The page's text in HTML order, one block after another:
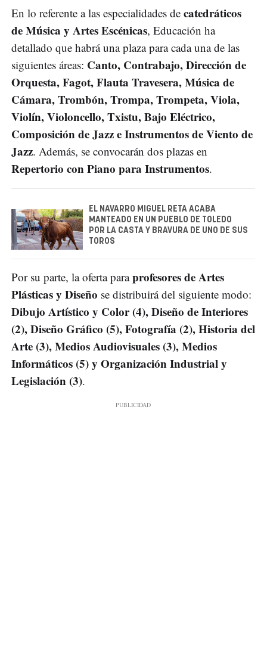
En lo referente a las especialidades de catedráticos
de Música y Artes Escénicas, Educación ha
detallado que habrá una plaza para cada una de las
siguientes áreas: Canto, Contrabajo, Dirección de
Orquesta, Fagot, Flauta Travesera, Música de
Cámara, Trombón, Trompa, Trompeta, Viola,
Violín, Violoncello, Txistu, Bajo Eléctrico,
Composición de Jazz e Instrumentos de Viento de
Jazz. Además, se convocarán dos plazas en
Repertorio con Piano para Instrumentos.
EL NAVARRO MIGUEL RETA ACABA
MANTEADO EN UN PUEBLO DE TOLEDO
POR LA CASTA Y BRAVURA DE UNO DE SUS
TOROS
Por su parte, la oferta paraprofesores de Artes
Plásticas y Diseño se distribuirá del siguiente modo:
Dibujo Artístico y Color (4), Diseño de Interiores
(2), Diseño Gráfico (5), Fotografía (2), Historia del
Arte (3), Medios Audiovisuales (3), Medios
Informáticos (5) y Organización Industrial y
Legislación (3).